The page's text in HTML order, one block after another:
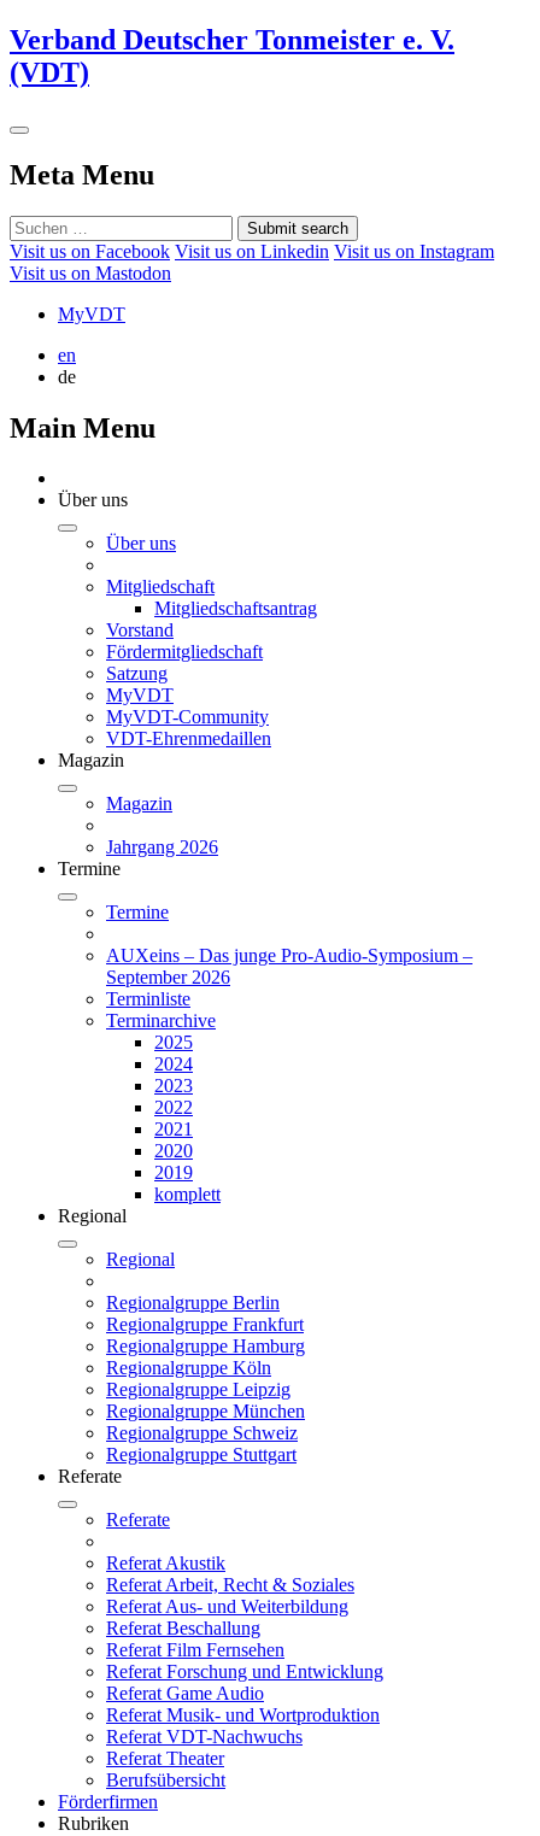
Verband Deutscher Tonmeister e. V.
(VDT)
Meta Menu
Submit search
Visit us on Facebook Visit us on Linkedin Visit us on Instagram
Visit us on Mastodon
MyVDT
en
de
Main Menu
Über uns
Über uns
Mitgliedschaft
Mitgliedschaftsantrag
Vorstand
Fördermitgliedschaft
Satzung
MyVDT
MyVDT-Community
VDT-Ehrenmedaillen
Magazin
Magazin
Jahrgang 2026
Termine
Termine
AUXeins – Das junge Pro-Audio-Symposium –
September 2026
Terminliste
Terminarchive
2025
2024
2023
2022
2021
2020
2019
komplett
Regional
Regional
Regionalgruppe Berlin
Regionalgruppe Frankfurt
Regionalgruppe Hamburg
Regionalgruppe Köln
Regionalgruppe Leipzig
Regionalgruppe München
Regionalgruppe Schweiz
Regionalgruppe Stuttgart
Referate
Referate
Referat Akustik
Referat Arbeit, Recht & Soziales
Referat Aus- und Weiterbildung
Referat Beschallung
Referat Film Fernsehen
Referat Forschung und Entwicklung
Referat Game Audio
Referat Musik- und Wortproduktion
Referat VDT-Nachwuchs
Referat Theater
Berufsübersicht
Förderfirmen
Rubriken